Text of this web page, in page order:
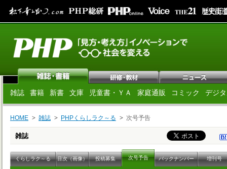
雑誌 書籍 新書 文庫 児童書・ＹＡ 家庭通販 コミック デジ
HOME 雑誌 PHPくらしラク～る 次号予告
雑誌
くらしラク～る 目次（画像） 投稿募集 次号予告 バックナンバー 増刊号